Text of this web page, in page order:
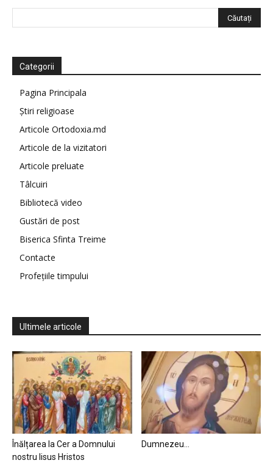
Categorii
Pagina Principala
Știri religioase
Articole Ortodoxia.md
Articole de la vizitatori
Articole preluate
Tâlcuiri
Bibliotecă video
Gustări de post
Biserica Sfinta Treime
Contacte
Profețiile timpului
Ultimele articole
Înălțarea la Cer a Domnului
nostru Iisus Hristos
Dumnezeu…